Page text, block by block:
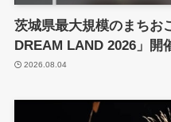
茨城県最大規模のまちお
DREAM LAND 2026」開
2026.08.04